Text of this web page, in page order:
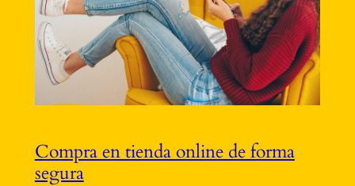
Compra en tienda online de forma
segura